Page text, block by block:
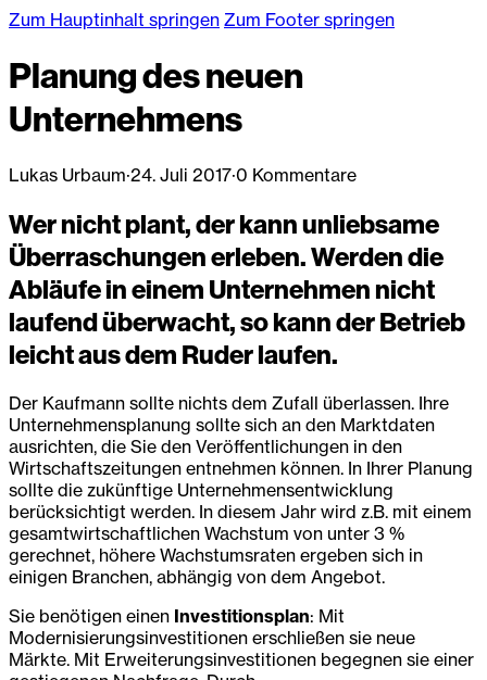
Zum Hauptinhalt springen Zum Footer springen
Planung des neuen
Unternehmens
Lukas Urbaum·24. Juli 2017·0 Kommentare
Wer nicht plant, der kann unliebsame
Überraschungen erleben. Werden die
Abläufe in einem Unternehmen nicht
laufend überwacht, so kann der Betrieb
leicht aus dem Ruder laufen.
Der Kaufmann sollte nichts dem Zufall überlassen. Ihre
Unternehmensplanung sollte sich an den Marktdaten
ausrichten, die Sie den Veröffentlichungen in den
Wirtschaftszeitungen entnehmen können. In Ihrer Planung
sollte die zukünftige Unternehmensentwicklung
berücksichtigt werden. In diesem Jahr wird z.B. mit einem
gesamtwirtschaftlichen Wachstum von unter 3 %
gerechnet, höhere Wachstumsraten ergeben sich in
einigen Branchen, abhängig von dem Angebot.
Sie benötigen einen Investitionsplan: Mit
Modernisierungsinvestitionen erschließen sie neue
Märkte. Mit Erweiterungsinvestitionen begegnen sie einer